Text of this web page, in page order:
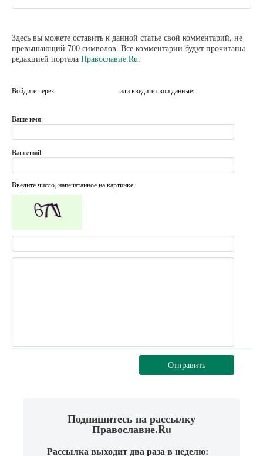
Здесь вы можете оставить к данной статье свой комментарий, не
превышающий 700 символов. Все комментарии будут прочитаны
редакцией портала Православие.Ru.
Войдите через или введите свои данные:
Ваше имя:
Ваш email:
Введите число, напечатанное на картинке
Отправить
Подпишитесь на рассылку
Православие.Ru
Рассылка выходит два раза в неделю: